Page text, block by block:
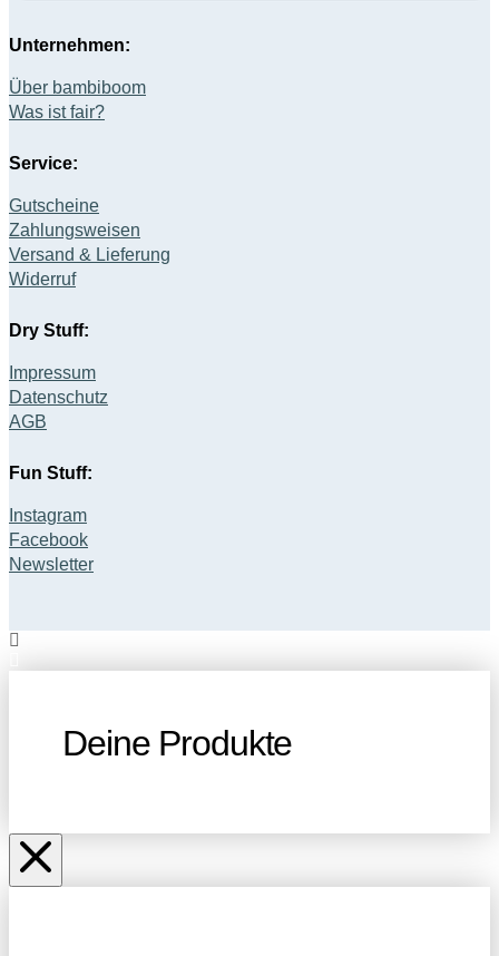
Unternehmen:
Über bambiboom
Was ist fair?
Service:
Gutscheine
Zahlungsweisen
Versand & Lieferung
Widerruf
Dry Stuff:
Impressum
Datenschutz
AGB
Fun Stuff:
Instagram
Facebook
Newsletter
Deine Produkte